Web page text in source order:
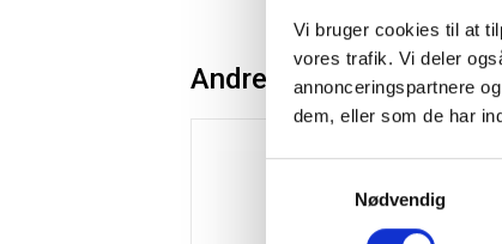
Vi bruger cookies til at
vores trafik. Vi deler
annonceringspartnere
dem, eller som de har
Nødvendig
Andre kunder købte